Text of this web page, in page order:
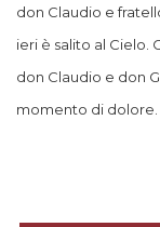
don Claudio e
ieri è salito al Cielo.
don Claudio e don
momento di dolore.